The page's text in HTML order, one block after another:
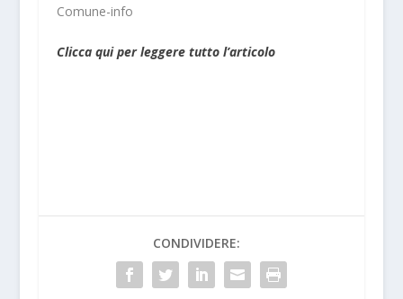
Comune-info
Clicca qui per leggere tutto l’articolo
CONDIVIDERE: